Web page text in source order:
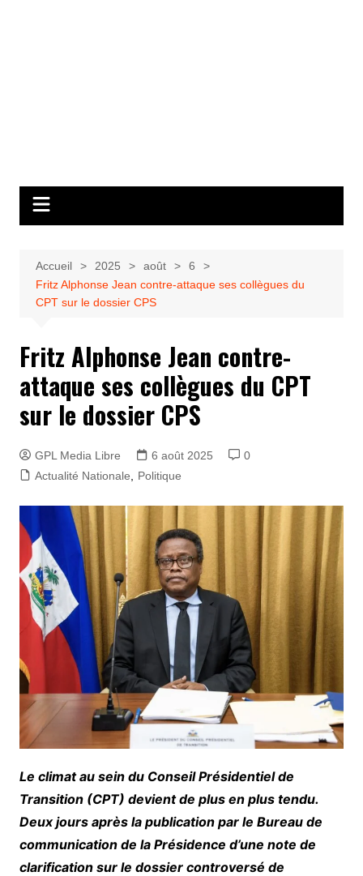
Accueil 2025 août
6
Fritz Alphonse Jean contre-attaque ses collègues du
CPT sur le dossier CPS
Fritz Alphonse Jean contre-
attaque ses collègues du CPT
sur le dossier CPS
GPL Media Libre 6 août 2025
0
Actualité Nationale
Politique
Le climat au sein du Conseil Présidentiel de
Transition (CPT) devient de plus en plus tendu.
Deux jours après la publication par le Bureau de
communication de la Présidence d’une note de
clarification sur le dossier controversé de